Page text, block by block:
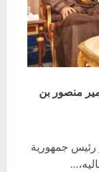
منصور بن
رئيس جمهورية